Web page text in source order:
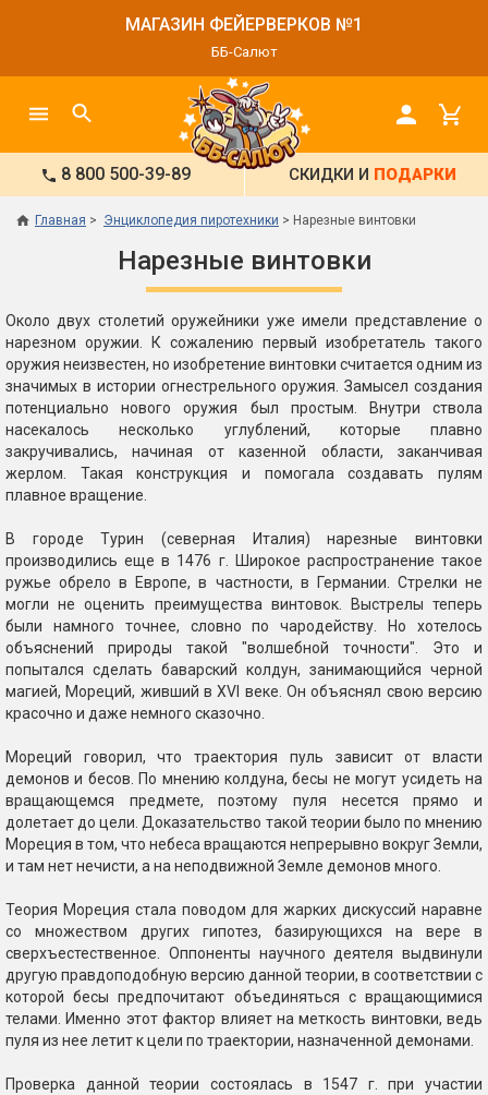
МАГАЗИН ФЕЙЕРВЕРКОВ №1
ББ-Салют
8 800 500-39-89 СКИДКИ И ПОДАРКИ
Главная Энциклопедия пиротехники Нарезные винтовки
Нарезные винтовки
Около двух столетий оружейники уже имели представление о
нарезном оружии. К сожалению первый изобретатель такого
оружия неизвестен, но изобретение винтовки считается одним из
значимых в истории огнестрельного оружия. Замысел создания
потенциально нового оружия был простым. Внутри ствола
насекалось несколько углублений, которые плавно
закручивались, начиная от казенной области, заканчивая
жерлом. Такая конструкция и помогала создавать пулям
плавное вращение.
В городе Турин (северная Италия) нарезные винтовки
производились еще в 1476 г. Широкое распространение такое
ружье обрело в Европе, в частности, в Германии. Стрелки не
могли не оценить преимущества винтовок. Выстрелы теперь
были намного точнее, словно по чародейству. Но хотелось
объяснений природы такой "волшебной точности". Это и
попытался сделать баварский колдун, занимающийся черной
магией, Мореций, живший в XVI веке. Он объяснял свою версию
красочно и даже немного сказочно.
Мореций говорил, что траектория пуль зависит от власти
демонов и бесов. По мнению колдуна, бесы не могут усидеть на
вращающемся предмете, поэтому пуля несется прямо и
долетает до цели. Доказательство такой теории было по мнению
Мореция в том, что небеса вращаются непрерывно вокруг Земли,
и там нет нечисти, а на неподвижной Земле демонов много.
Теория Мореция стала поводом для жарких дискуссий наравне
со множеством других гипотез, базирующихся на вере в
сверхъестественное. Оппоненты научного деятеля выдвинули
другую правдоподобную версию данной теории, в соответствии с
которой бесы предпочитают объединяться с вращающимися
телами. Именно этот фактор влияет на меткость винтовки, ведь
пуля из нее летит к цели по траектории, назначенной демонами.
Проверка данной теории состоялась в 1547 г. при участии